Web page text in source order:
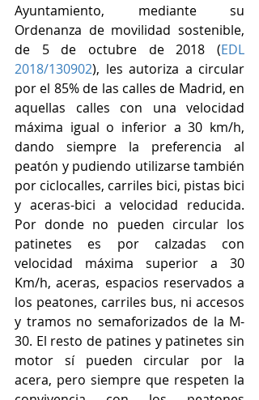
Ayuntamiento, mediante su
Ordenanza de movilidad sostenible,
de 5 de octubre de 2018 (EDL
2018/130902), les autoriza a circular
por el 85% de las calles de Madrid, en
aquellas calles con una velocidad
máxima igual o inferior a 30 km/h,
dando siempre la preferencia al
peatón y pudiendo utilizarse también
por ciclocalles, carriles bici, pistas bici
y aceras-bici a velocidad reducida.
Por donde no pueden circular los
patinetes es por calzadas con
velocidad máxima superior a 30
Km/h, aceras, espacios reservados a
los peatones, carriles bus, ni accesos
y tramos no semaforizados de la M-
30. El resto de patines y patinetes sin
motor sí pueden circular por la
acera, pero siempre que respeten la